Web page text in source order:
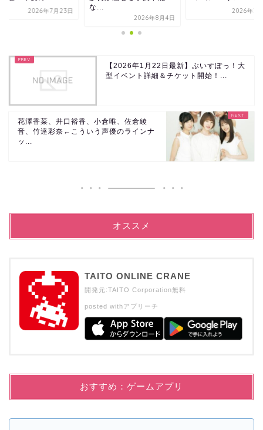
2026年
【2026年1月22日最新】ぶいすぽっ！大
型イベント詳細＆チケット開始！...
花澤香菜、井口裕香、小倉唯、佐倉綾
音、竹達彩奈←こういう声優のラインナ
ッ...
オススメ
TAITO ONLINE CRANE
開発元:TAITO Corporation無料
posted withアプリーチ
おすすめ：ゲームアプリ